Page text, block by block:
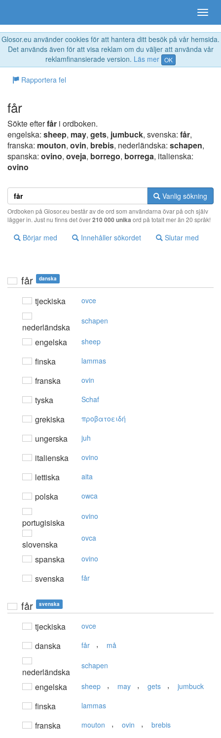
Glosor.eu använder cookies för att hantera ditt besök på vår hemsida.
Det används även för att visa reklam om du väljer att använda vår
reklamfinansierade version. Läs mer OK
Rapportera fel
får
Sökte efterfår i ordboken.
engelska: sheep, may, gets, jumbuck, svenska: får,
franska: mouton, ovin, brebis, nederländska: schapen,
spanska: ovino, oveja, borrego, borrega, italienska:
ovino
Vanlig sökning
Ordboken på Glosor.eu består av de ord som användarna övar på och själv
lägger in. Just nu finns det över210 000 unika ord på totalt mer än 20 språk!
Börjar med Innehåller sökordet Slutar med
får danska
tjeckiska ovce
nederländska
schapen
engelska sheep
finska lammas
franska ovin
tyska Schaf
grekiska πρoβατoειδή
ungerska juh
italienska ovino
lettiska aita
polska owca
portugisiska
ovino
slovenska
ovca
spanska ovino
svenska får
får svenska
tjeckiska ovce
danska får , må
nederländska
schapen
engelska sheep , may , gets , jumbuck
finska lammas
franska mouton , ovin , brebis